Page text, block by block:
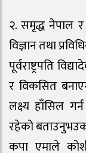
२. समृद्ध नेपाल र
विज्ञान तथा
पूर्वराष्ट्रपति
र विकसित
लक्ष्य हाँसिल गर्न
रहेको
कपा एमाले